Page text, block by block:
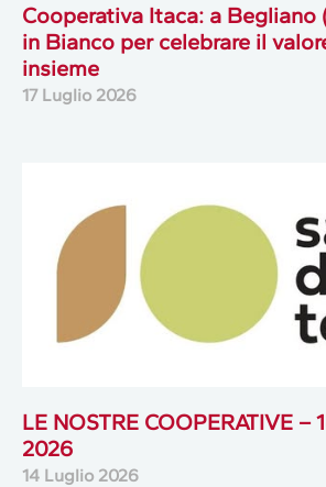
Cooperativa Itaca: a Begliano
in Bianco per celebrare il
insieme
17 Luglio 2026
LE NOSTRE COOPERATIVE –
2026
14 Luglio 2026